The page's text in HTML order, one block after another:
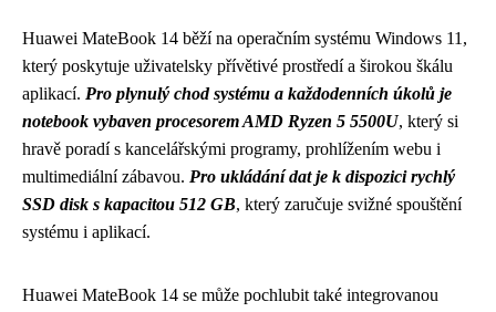
Huawei MateBook 14 běží na operačním systému Windows 11,
který poskytuje uživatelsky přívětivé prostředí a širokou škálu
aplikací. Pro plynulý chod systému a každodenních úkolů je
notebook vybaven procesorem AMD Ryzen 5 5500U, který si
hravě poradí s kancelářskými programy, prohlížením webu i
multimediální zábavou. Pro ukládání dat je k dispozici rychlý
SSD disk s kapacitou 512 GB, který zaručuje svižné spouštění
systému i aplikací.
Huawei MateBook 14 se může pochlubit také integrovanou